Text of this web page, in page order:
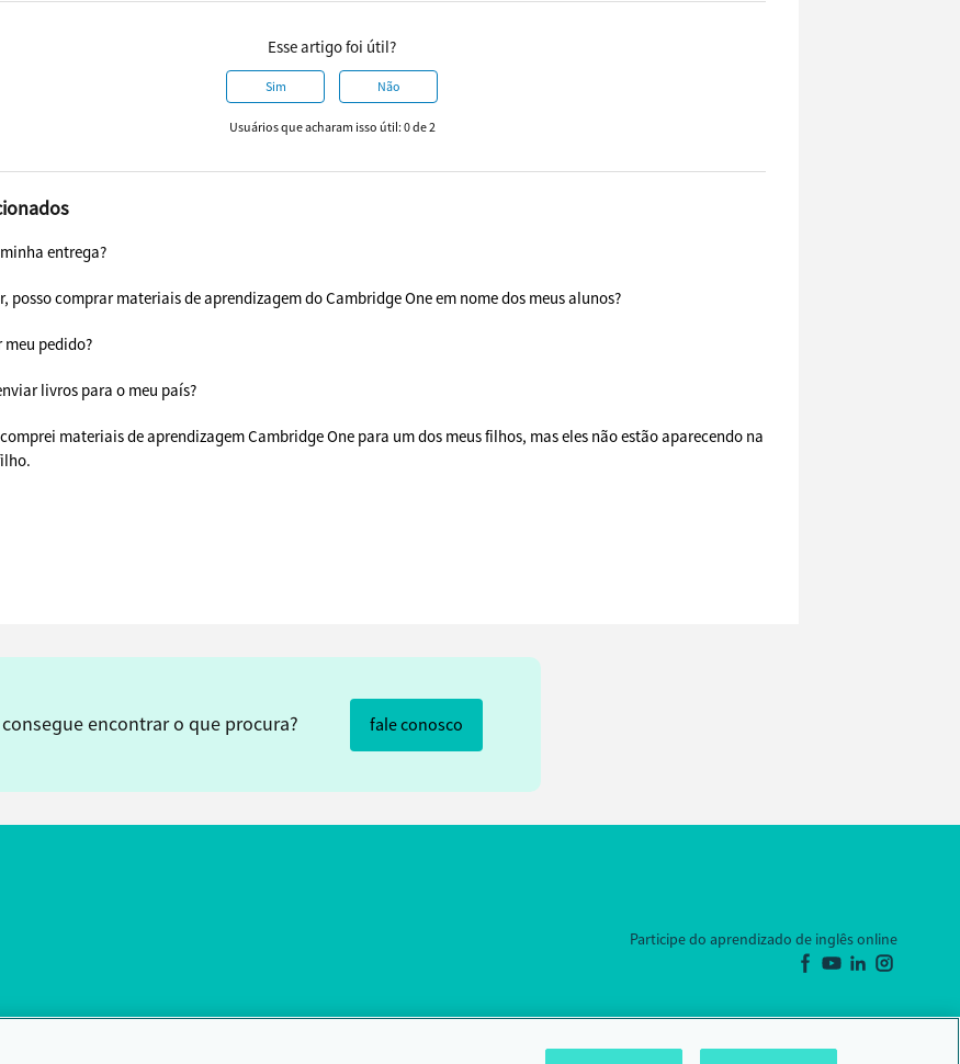
Esse artigo foi útil?
Sim Não
Usuários que acharam isso útil: 0 de 2
entrega?
posso comprar materiais de aprendizagem do Cambridge One em nome dos meus alunos?
meu pedido?
livros para o meu país?
materiais de aprendizagem Cambridge One para um dos meus filhos, mas eles não estão aparecendo na
encontrar o que procura? fale conosco
Participe do aprendizado de inglês online